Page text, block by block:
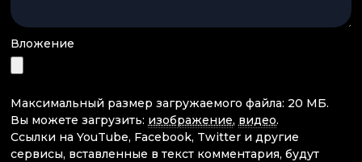
Вложение
Максимальный размер загружаемого файла: 20 МБ.
Вы можете загрузить: изображение, видео.
Ссылки на YouTube, Facebook, Twitter и другие
сервисы, вставленные в текст комментария, будут